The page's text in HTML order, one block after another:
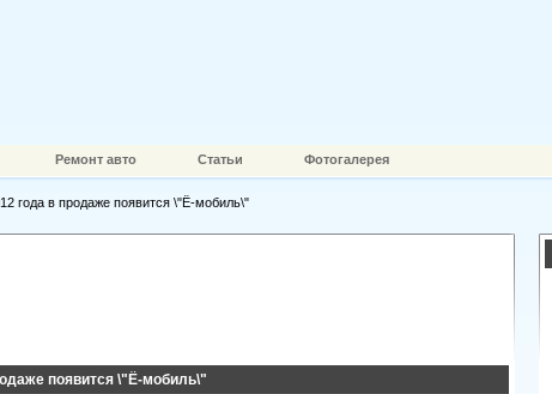
Ремонт авто Статьи Фотогалерея
года в продаже появится \"Ё-мобиль\"
появится \"Ё-мобиль\"